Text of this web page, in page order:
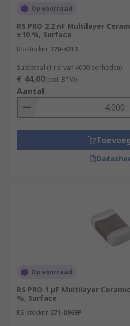
Op voorraad
RS PRO 2.2 nF Multilayer
±10 %, Surface
RS-stocknr. 770-4213
Subtotaal (1 rol van 4000 eenheden)
€ 44,00(excl. BTW)
Aantal
Op voorraad
RS PRO 1 μF Multilayer
%, Surface
RS-stocknr. 271-0969P